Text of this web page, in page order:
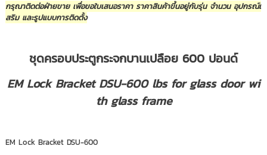
กรุณาติดต่อฝ่ายขาย เพื่อขอใบเสนอราคา ราคาสินค้าขึ้นอยู่กับรุ่น จำนวน อุปกรณ์เ
สริม และรูปแบบการติดตั้ง
ชุดครอบประตูกระจกบานเปลือย 600 ปอนด์
EM Lock Bracket DSU-600 lbs for glass door wi
th glass frame
EM Lock Bracket DSU-600